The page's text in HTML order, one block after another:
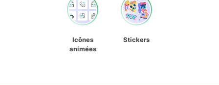
Icônes
animées
Stickers